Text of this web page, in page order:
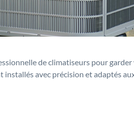
de climatiseurs pour
avec précision et adaptés